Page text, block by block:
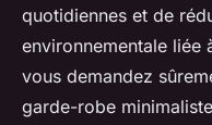
quotidiennes et de
environnementale liée
vous demandez
garde-robe